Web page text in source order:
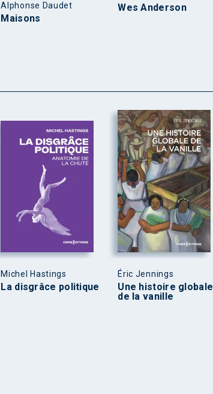
Alphonse Daudet
Maisons
Wes Anderson
Michel Hastings
La disgrâce politique
Éric Jennings
Une histoire globale
de la vanille